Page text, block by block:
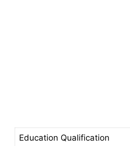
Education Qualification